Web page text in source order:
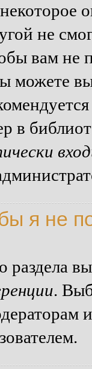
не
вам не
можете
в
я не
раздела
.